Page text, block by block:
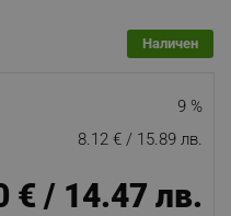
Наличен
9 %
8.12 € / 15.89 лв.
€ / 14.47 лв.